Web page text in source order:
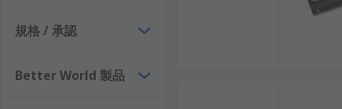
規格 / 承認
Better World 製品